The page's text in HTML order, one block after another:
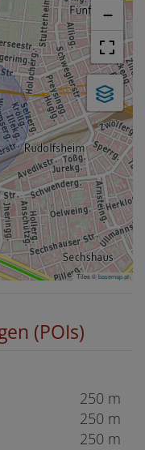
−
Tiles ©basemap.at
(POIs)
250 m
250 m
250 m